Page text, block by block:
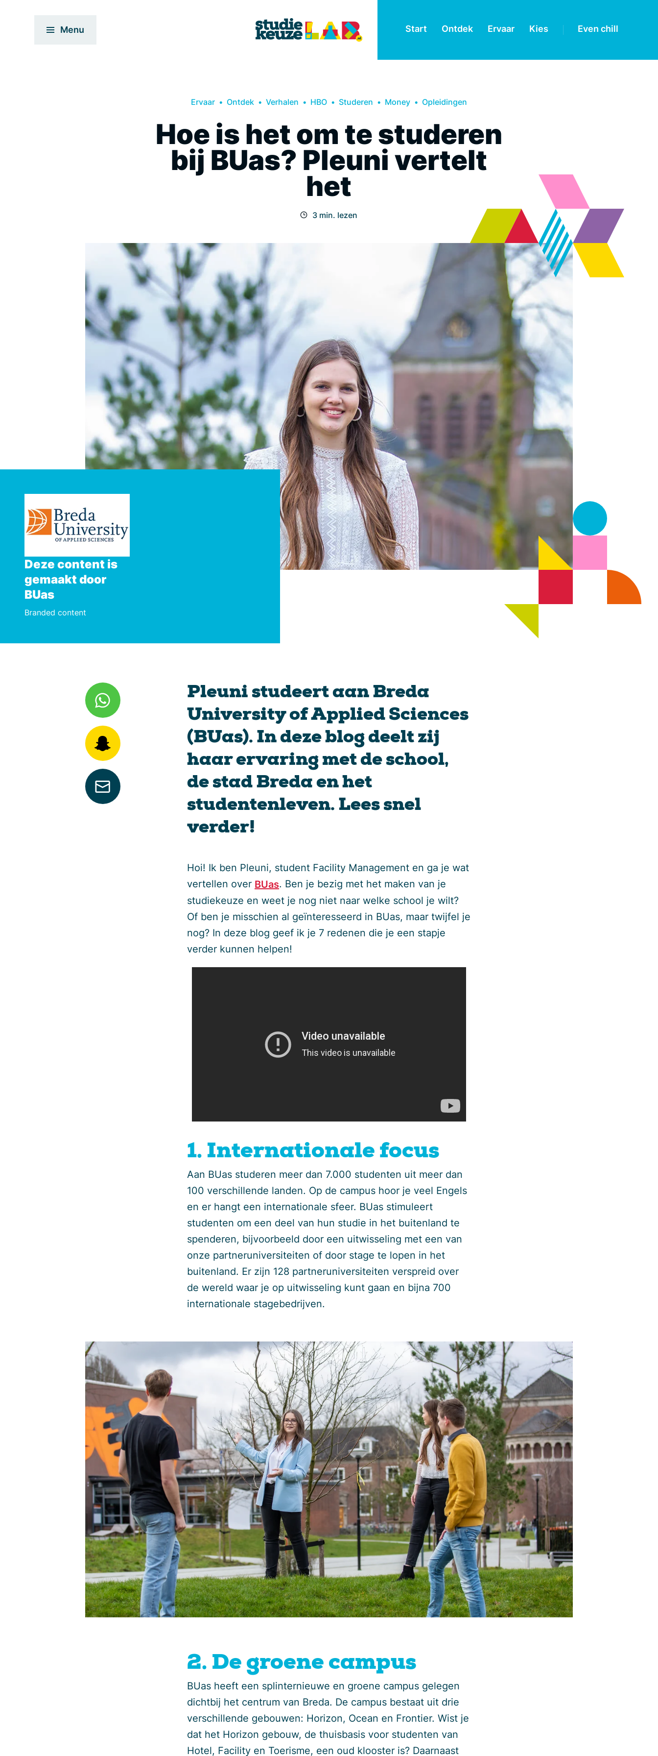
Menu Start Ontdek Ervaar Kies Even chill
Ervaar Ontdek Verhalen HBO Studeren Money Opleidingen
Hoe is het om te studeren
bij BUas? Pleuni vertelt
het
3 min. lezen
Deze content is
gemaakt door
BUas
Branded content
Pleuni studeert aan Breda
University of Applied Sciences
(BUas). In deze blog deelt zij
haar ervaring met de school,
de stad Breda en het
studentenleven. Lees snel
verder!
Hoi! Ik ben Pleuni, student Facility Management en ga je wat
vertellen over BUas. Ben je bezig met het maken van je
studiekeuze en weet je nog niet naar welke school je wilt?
Of ben je misschien al geïnteresseerd in BUas, maar twijfel je
nog? In deze blog geef ik je 7 redenen die je een stapje
verder kunnen helpen!
1. Internationale focus
Aan BUas studeren meer dan 7.000 studenten uit meer dan
100 verschillende landen. Op de campus hoor je veel Engels
en er hangt een internationale sfeer. BUas stimuleert
studenten om een deel van hun studie in het buitenland te
spenderen, bijvoorbeeld door een uitwisseling met een van
onze partneruniversiteiten of door stage te lopen in het
buitenland. Er zijn 128 partneruniversiteiten verspreid over
de wereld waar je op uitwisseling kunt gaan en bijna 700
internationale stagebedrijven.
2. De groene campus
BUas heeft een splinternieuwe en groene campus gelegen
dichtbij het centrum van Breda. De campus bestaat uit drie
verschillende gebouwen: Horizon, Ocean en Frontier. Wist je
dat het Horizon gebouw, de thuisbasis voor studenten van
Hotel, Facility en Toerisme, een oud klooster is? Daarnaast